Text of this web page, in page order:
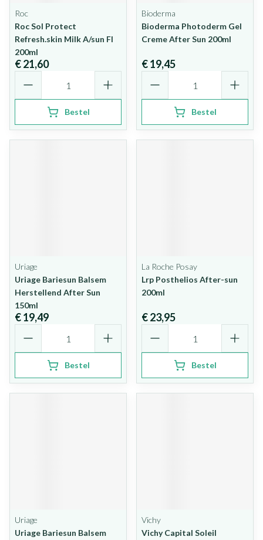
Roc
Roc Sol Protect
Refresh.skin Milk A/sun Fl
200ml
€ 21,60
Bestel
Bioderma
Bioderma Photoderm Gel
Creme After Sun 200ml
€ 19,45
Bestel
Uriage
Uriage Bariesun Balsem
Herstellend After Sun
150ml
€ 19,49
Bestel
La Roche Posay
Lrp Posthelios After-sun
200ml
€ 23,95
Bestel
Uriage
Uriage Bariesun Balsem
Vichy
Vichy Capital Soleil